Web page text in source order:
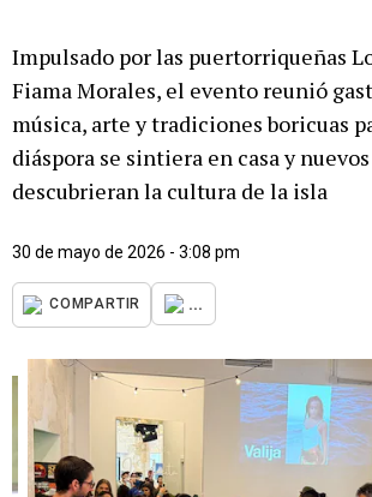
Impulsado por las puertorriqueñas
Fiama Morales, el evento reunió
música, arte y tradiciones boricuas
diáspora se sintiera en casa y
descubrieran la cultura de la isla
30 de mayo de 2026 - 3:08 pm
COMPARTIR ...